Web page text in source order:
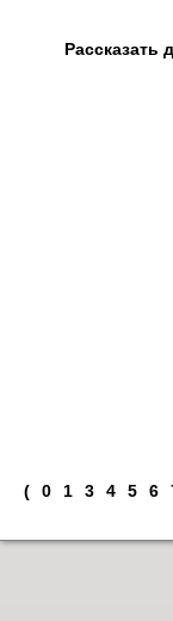
Рассказать
( 0 1 3 4 5 6